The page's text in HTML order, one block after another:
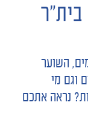
השוער
וגם מי
נראה אתכם